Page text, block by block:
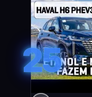
25